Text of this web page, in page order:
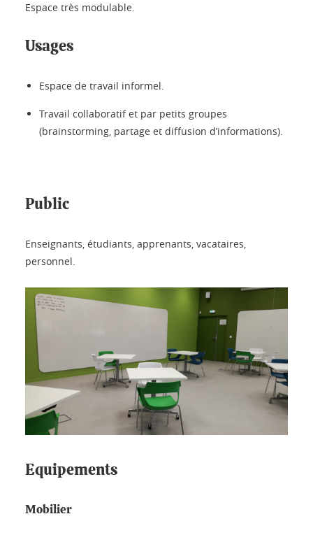
Espace très modulable.
Usages
Espace de travail informel.
Travail collaboratif et par petits groupes
(brainstorming, partage et diffusion d’informations).
Public
Enseignants, étudiants, apprenants, vacataires,
personnel.
Equipements
Mobilier